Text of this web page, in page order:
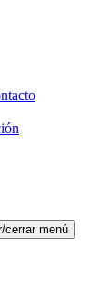
cerrar menú